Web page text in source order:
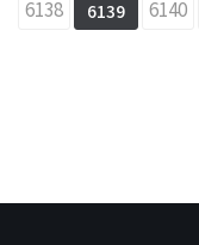
6138
6139 6140